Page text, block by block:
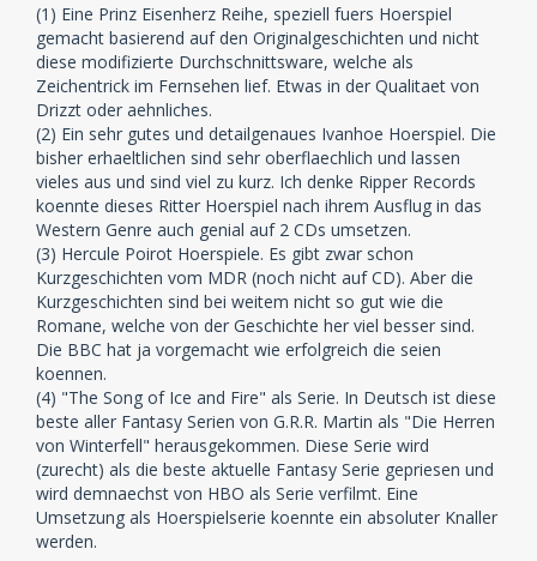
(1) Eine Prinz Eisenherz Reihe, speziell fuers Hoerspiel
gemacht basierend auf den Originalgeschichten und nicht
diese modifizierte Durchschnittsware, welche als
Zeichentrick im Fernsehen lief. Etwas in der Qualitaet von
Drizzt oder aehnliches.
(2) Ein sehr gutes und detailgenaues Ivanhoe Hoerspiel. Die
bisher erhaeltlichen sind sehr oberflaechlich und lassen
vieles aus und sind viel zu kurz. Ich denke Ripper Records
koennte dieses Ritter Hoerspiel nach ihrem Ausflug in das
Western Genre auch genial auf 2 CDs umsetzen.
(3) Hercule Poirot Hoerspiele. Es gibt zwar schon
Kurzgeschichten vom MDR (noch nicht auf CD). Aber die
Kurzgeschichten sind bei weitem nicht so gut wie die
Romane, welche von der Geschichte her viel besser sind.
Die BBC hat ja vorgemacht wie erfolgreich die seien
koennen.
(4) "The Song of Ice and Fire" als Serie. In Deutsch ist diese
beste aller Fantasy Serien von G.R.R. Martin als "Die Herren
von Winterfell" herausgekommen. Diese Serie wird
(zurecht) als die beste aktuelle Fantasy Serie gepriesen und
wird demnaechst von HBO als Serie verfilmt. Eine
Umsetzung als Hoerspielserie koennte ein absoluter Knaller
werden.